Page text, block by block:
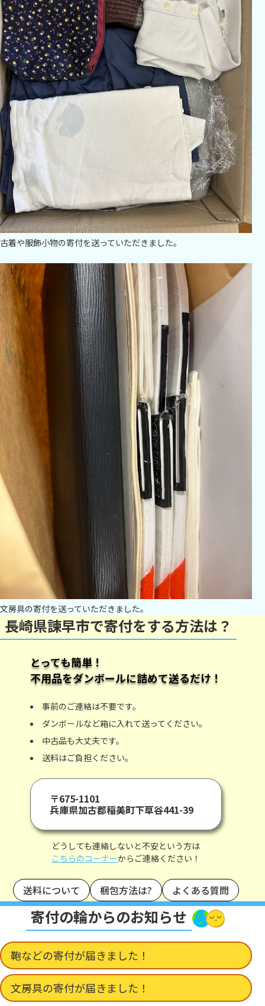
古着や服飾小物の寄付を送っていただきました。
文房具の寄付を送っていただきました。
長崎県諫早市で寄付をする方法は？
とっても簡単！
不用品をダンボールに詰めて送るだけ！
事前のご連絡は不要です。
ダンボールなど箱に入れて送ってください。
中古品も大丈夫です。
送料はご負担ください。
〒675-1101
兵庫県加古郡稲美町下草谷441-39
どうしても連絡しないと不安という方は
こちらのコーナーからご連絡ください！
送料について 梱包方法は? よくある質問
寄付の輪からのお知らせ
鞄などの寄付が届きました！
文房具の寄付が届きました！